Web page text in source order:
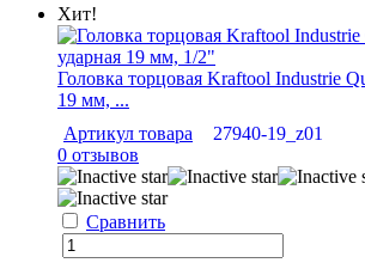
Хит!
Головка торцовая Kraftool Industrie
19 мм, ...
Артикул товара
27940-19_z01
0 отзывов
Сравнить